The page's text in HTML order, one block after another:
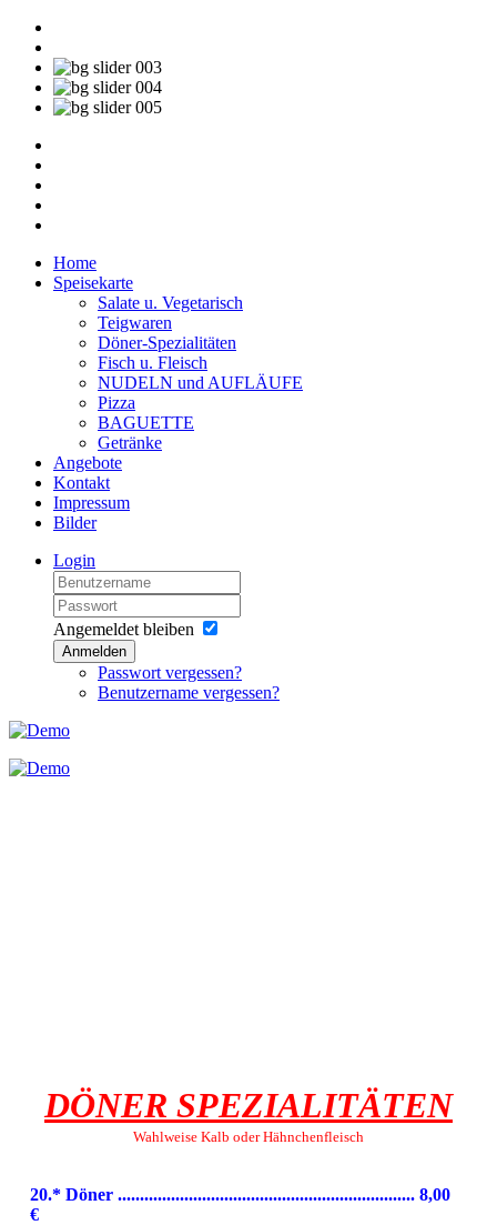
Home
Speisekarte
Salate u. Vegetarisch
Teigwaren
Döner-Spezialitäten
Fisch u. Fleisch
NUDELN und AUFLÄUFE
Pizza
BAGUETTE
Getränke
Angebote
Kontakt
Impressum
Bilder
Login
Angemeldet bleiben
Anmelden
Passwort vergessen?
Benutzername vergessen?
DÖNER SPEZIALITÄTEN
Wahlweise Kalb oder Hähnchenfleisch
20.* Döner ................................................................... 8,00
€